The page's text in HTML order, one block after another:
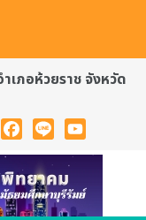
เภอห้วยราช จังหวัด
Facebook
Line YouTube